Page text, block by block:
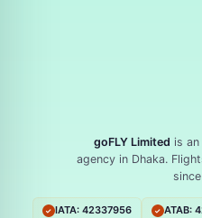
goFLY Limited is
agency in Dhaka.
since
IATA: 42337956 ATAB: